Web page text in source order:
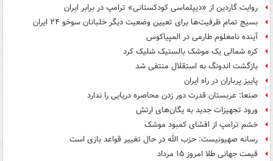
روایت گاردین از «دیپلماسی کودکستانی» ترامپ در برابر ایران
بسیج تمام ظرفیت‌ها برای تعیین وضعیت دیگر خلبانان سوخو ۲۴ ایران
آینده نامعلوم طارمی در المپیاکوس
کره شمالی یک موشک بالستیک شلیک کرد
بازگشت اندونگ به استقلال منتفی شد
پاییز پرباران در راه ایران
صنعا: عربستان قدرت دور زدن محاصره دریایی را ندارد
ورود تجهیزات جدید به یگان‌های ارتش
خشم ترامپ از افشای کمبود موشک
رسانه صهیونیست: حزب الله در حال تغییر قواعد بازی است
قیمت جهانی طلا امروز ۱۵ مرداد